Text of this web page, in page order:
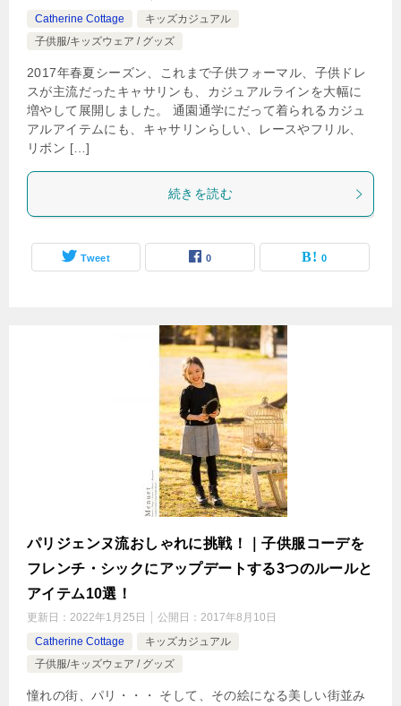
Catherine Cottage
キッズカジュアル
子供服/キッズウェア / グッズ
2017年春夏シーズン、これまで子供フォーマル、子供ドレ
スが主流だったキャサリンも、カジュアルラインを大幅に
増やして展開しました。 通園通学にだって着られるカジュ
アルアイテムにも、キャサリンらしい、レースやフリル、
リボン […]
続きを読む
Tweet 0 0
パリジェンヌ流おしゃれに挑戦！｜子供服コーデを
フレンチ・シックにアップデートする3つのルールと
アイテム10選！
更新日： 2022年1月25日 公開日： 2017年8月10日
Catherine Cottage
キッズカジュアル
子供服/キッズウェア / グッズ
憧れの街、パリ・・・ そして、その絵になる美しい街並み